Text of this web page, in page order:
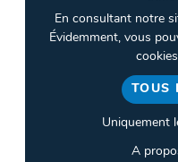
En consultant notre
Évidemment, vous
TOUS
Uniquement
A